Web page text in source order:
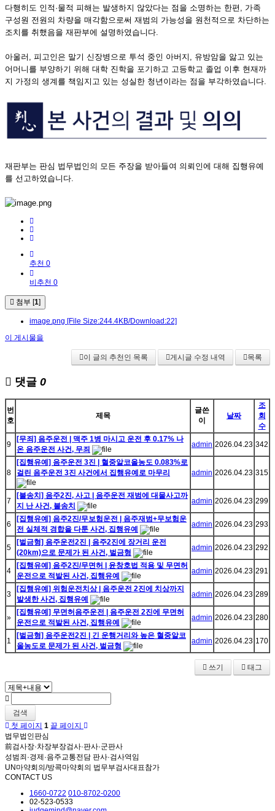
다행히도 인적·물적 피해는 발생하지 않았다는 점을 소명하는 한편, 가족
구성원 전원의 차량을 매각함으로써 재범의 가능성을 원천적으로 차단하는
조치를 취했음을 재판부에 설명하였습니다.
아울러, 피고인은 말기 신장병으로 투석 중인 아버지, 유방암을 앓고 있는
어머니를 부양하기 위해 대학 진학을 포기하고 고등학교 졸업 이후 현재까
지 가정의 생계를 책임지고 있는 성실한 청년이라는 점을 부각하였습니다.
재판부는 판심 법무법인의 모든 주장을 받아들여 의뢰인에 대해 집행유예
를 선고하였습니다.
추천 0
비추천 0
첨부 [1]
image.png [File Size:244.4KB/Download:22]
이 게시물을
이 글의 추천인 목록 게시글 수정 내역 목록
댓글 0
번
호
제목
글쓴
이
날짜
조
회
수
9
[무죄] 음주운전 | 맥주 1병 마시고 운전 후 0.17% 나
온 음주운전 사건, 무죄
admin 2026.04.23 342
8
[집행유예] 음주운전 3진 | 혈중알코올농도 0.083%로
걸린 음주운전 3진 사건에서 집행유예로 마무리
admin 2026.04.23 315
7
[불송치] 음주2진, 사고 | 음주운전 재범에 대물사고까
지 난 사건, 불송치
admin 2026.04.23 299
6
[집행유예] 음주2진/무보험운전 | 음주재범+무보험운
전 실체적 경합을 다툰 사건, 집행유예
admin 2026.04.23 293
5
[벌금형] 음주운전2진 | 음주2진에 장거리 운전
(20km)으로 문제가 된 사건, 벌금형
admin 2026.04.23 292
4
[집행유예] 음주2진/무면허 | 윤창호법 적용 및 무면허
운전으로 적발된 사건, 집행유예
admin 2026.04.23 291
3
[집행유예] 위험운전치상 | 음주운전 2진에 치상까지
발생한 사건, 집행유예
admin 2026.04.23 289
»
[집행유예] 무면허음주운전 | 음주운전 2진에 무면허
운전으로 적발된 사건, 집행유예
admin 2026.04.23 280
1
[벌금형] 음주운전2진 | 긴 운행거리와 높은 혈중알코
올농도로 문제가 된 사건, 벌금형
admin 2026.04.23 170
쓰기 태그
검색
첫 페이지 1 끝 페이지
법무법인판심
前검사장·차장부장검사·판사·군판사
성범죄·경제·음주교통전담 판사·검사역임
UN마약회의/방콕마약회의 법무부검사대표참가
CONTACT US
1660-0722 010-8702-0200
02-523-0533